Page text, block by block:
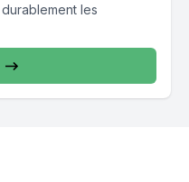
les